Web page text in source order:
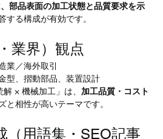
、部品表面の加工状態と品質要求を示
する構成が有効です。
業界）観点
業／海外取引
型、摺動部品、装置設計
× 機械加工」は、 加工品質・コスト
と相性が高いテーマです。
（用語集・SEO記事